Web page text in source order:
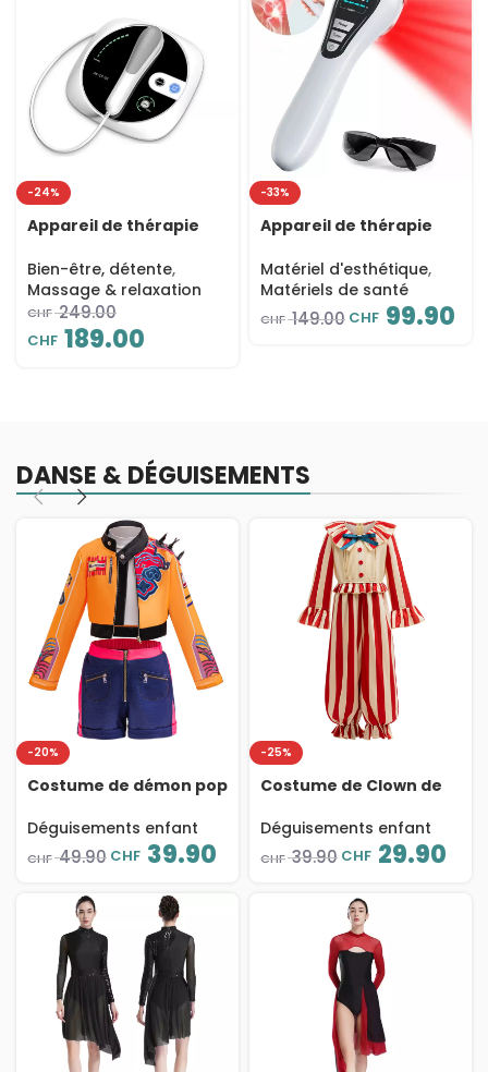
-24%
Appareil de thérapie
Soulagement des
douleurs, anti-âge,
raffermissement du
visage et du corps, 3
intensités, minuterie 30
Bien-être, détente,
Massage & relaxation
CHF249.00
CHF 189.00
-33%
Appareil de thérapie
infrarouge LD172,
Soulagement douleur
650nm/808nm,
Portable,
Matériel d'esthétique,
Matériels de santé
CHF149.00 CHF 99.90
DANSE & DÉGUISEMENTS
-20%
Costume de démon pop
veste orange, top blanc
et short bleu,
déguisement cosplay /
Déguisements enfant
CHF49.90 CHF 39.90
-25%
Costume de Clown de
rayures rouge & blanc,
Halloween, Spectacle,
déguisement unisexe
Déguisements enfant
CHF39.90 CHF 29.90